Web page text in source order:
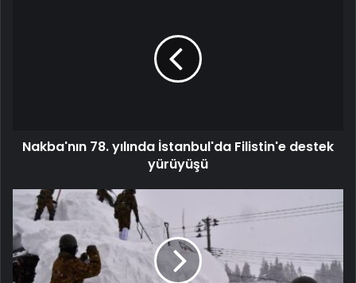
Nakba'nın 78. yılında İstanbul'da Filistin'e destek
yürüyüşü